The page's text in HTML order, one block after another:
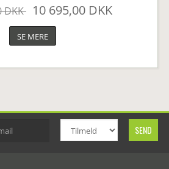
tilkøbes under varianten overskabe
har mange smarte finesser, den er bl.a.
en børnesikring der nemt...
DKK 10 695,00 DKK
SE MERE